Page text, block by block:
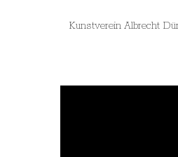
Kunstverein Albrecht